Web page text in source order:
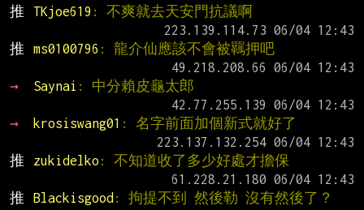
推
TKjoe619 : 不爽就去天安門抗議啊
推
ms0100796 : 龍介仙應該不會被羈押吧
→
Saynai : 中分賴皮龜太郎
→
krosiswang01 : 名字前面加個新式就好了
推
zukidelko : 不知道收了多少好處才擔保
推
Blackisgood : 拘提不到 然後勒 沒有然後了？